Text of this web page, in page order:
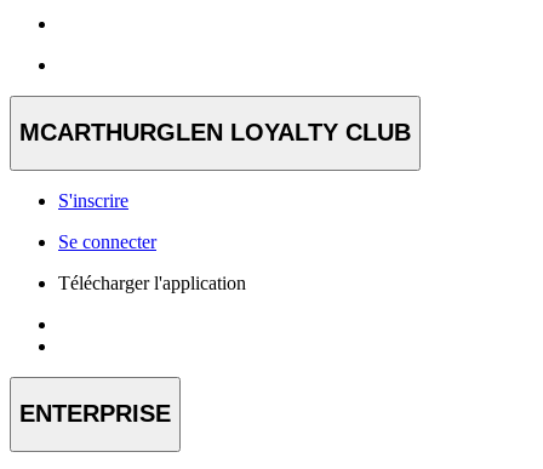
MCARTHURGLEN LOYALTY CLUB
S'inscrire
Se connecter
Télécharger l'application
ENTERPRISE